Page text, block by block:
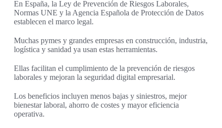
En España, la Ley de Prevención de Riesgos Laborales,
Normas UNE y la Agencia Española de Protección de Datos
establecen el marco legal.
Muchas pymes y grandes empresas en construcción, industria,
logística y sanidad ya usan estas herramientas.
Ellas facilitan el cumplimiento de la prevención de riesgos
laborales y mejoran la seguridad digital empresarial.
Los beneficios incluyen menos bajas y siniestros, mejor
bienestar laboral, ahorro de costes y mayor eficiencia
operativa.